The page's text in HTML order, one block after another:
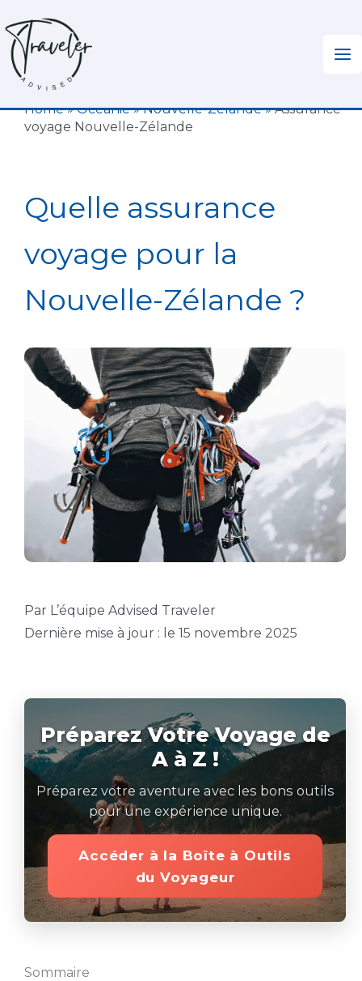
au
contenu
Home»Océanie»Nouvelle-Zélande»Assurance
voyage Nouvelle-Zélande
Quelle assurance
voyage pour la
Nouvelle-Zélande ?
Par L’équipe Advised Traveler
Dernière mise à jour : le 15 novembre 2025
Préparez Votre Voyage de
A à Z !
Préparez votre aventure avec les bons outils
pour une expérience unique.
Accéder à la Boîte à Outils
du Voyageur
Sommaire